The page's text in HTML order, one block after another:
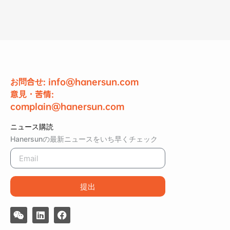
お問合せ: info@hanersun.com
意見・苦情:
complain@hanersun.com
ニュース購読
Hanersunの最新ニュースをいち早くチェック
提出